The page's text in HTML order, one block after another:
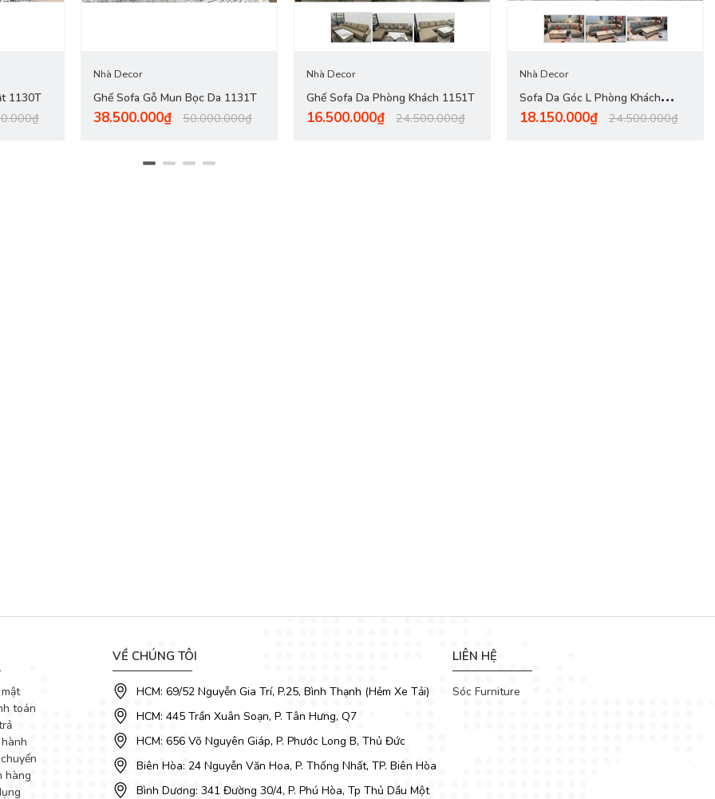
khá gọn gàng, tuy nhiên, khi được đem về sử dụng lại chiếm khá nhiều diện tích, gây cản trở cho việc sinh hoạt cuộc sống gia đình
sản phẩm. Nếu kỹ hơn bạn có thể đem theo thước đo để chọn lựa sản phẩm phù hợp hơn.
1130T
Nhà Decor
Ghế Sofa Gỗ Mun Bọc Da 1131T
38.500.000₫ 50.000.000₫
Nhà Decor
Ghế Sofa Da Phòng Khách 1151T
16.500.000₫ 24.500.000₫
Nhà Decor
Sofa Da Góc L Phòng Khách
1148T
18.150.000₫ 24.500.000₫
toán
hàng
VỀ CHÚNG TÔI
HCM: 69/52 Nguyễn Gia Trí, P.25, Bình Thạnh (Hẻm Xe Tải)
HCM: 445 Trần Xuân Soạn, P. Tân Hưng, Q7
HCM: 656 Võ Nguyên Giáp, P. Phước Long B, Thủ Đức
Biên Hòa: 24 Nguyễn Văn Hoa, P. Thống Nhất, TP. Biên Hòa
Bình Dương: 341 Đường 30/4, P. Phú Hòa, Tp Thủ Dầu Một
LIÊN HỆ
Sóc Furniture